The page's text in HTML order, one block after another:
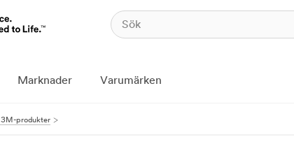
Marknader Varumärken
produkter